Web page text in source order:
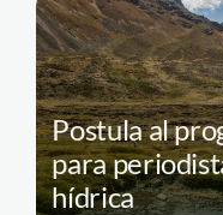
Postula al
para
hídrica